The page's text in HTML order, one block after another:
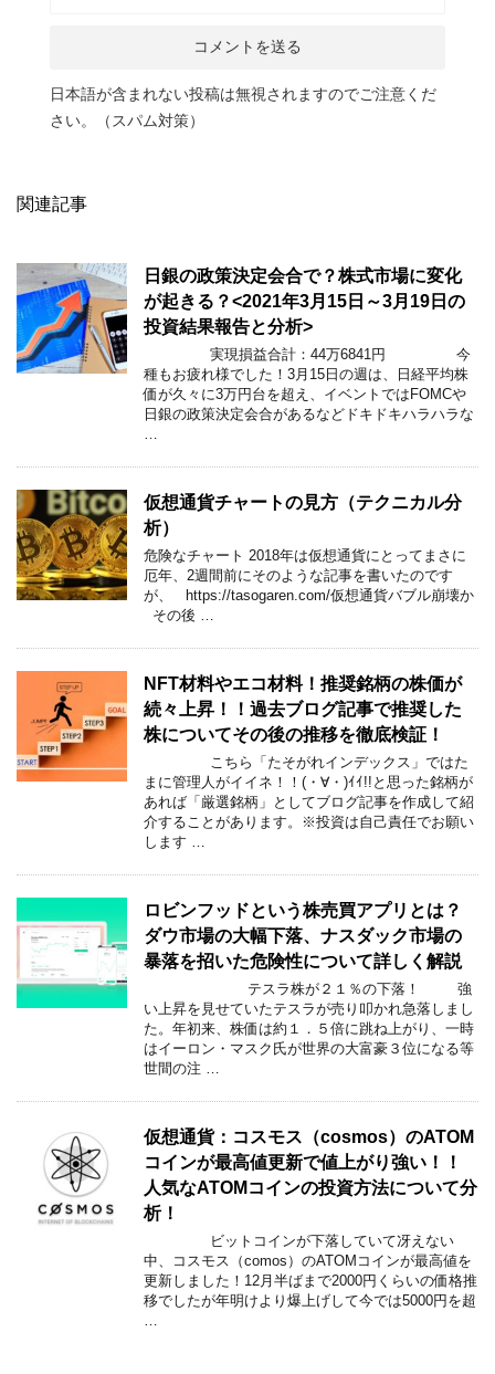
日本語が含まれない投稿は無視されますのでご注意くだ
さい。（スパム対策）
関連記事
日銀の政策決定会合で？株式市場に変化
が起きる？<2021年3月15日～3月19日の
投資結果報告と分析>
実現損益合計：44万6841円 今
種もお疲れ様でした！3月15日の週は、日経平均株
価が久々に3万円台を超え、イベントではFOMCや
日銀の政策決定会合があるなどドキドキハラハラな
…
仮想通貨チャートの見方（テクニカル分
析）
危険なチャート 2018年は仮想通貨にとってまさに
厄年、2週間前にそのような記事を書いたのです
が、 https://tasogaren.com/仮想通貨バブル崩壊か
その後 …
NFT材料やエコ材料！推奨銘柄の株価が
続々上昇！！過去ブログ記事で推奨した
株についてその後の推移を徹底検証！
こちら「たそがれインデックス」ではた
まに管理人がイイネ！！(・∀・)ｲｲ!!と思った銘柄が
あれば「厳選銘柄」としてブログ記事を作成して紹
介することがあります。※投資は自己責任でお願い
します …
ロビンフッドという株売買アプリとは？
ダウ市場の大幅下落、ナスダック市場の
暴落を招いた危険性について詳しく解説
テスラ株が２１％の下落！ 強
い上昇を見せていたテスラが売り叩かれ急落しまし
た。年初来、株価は約１．５倍に跳ね上がり、一時
はイーロン・マスク氏が世界の大富豪３位になる等
世間の注 …
仮想通貨：コスモス（cosmos）のATOM
コインが最高値更新で値上がり強い！！
人気なATOMコインの投資方法について分
析！
ビットコインが下落していて冴えない
中、コスモス（comos）のATOMコインが最高値を
更新しました！12月半ばまで2000円くらいの価格推
移でしたが年明けより爆上げして今では5000円を超
…